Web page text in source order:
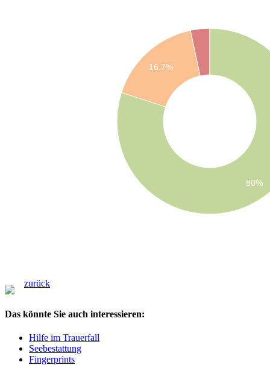
16.7%
80%
zurück
Das könnte Sie auch interessieren:
Hilfe im Trauerfall
Seebestattung
Fingerprints